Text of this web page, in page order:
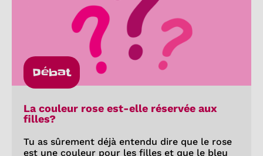
Débat
La couleur rose est-elle réservée aux
filles?
Tu as sûrement déjà entendu dire que le rose
est une couleur pour les filles et que le bleu